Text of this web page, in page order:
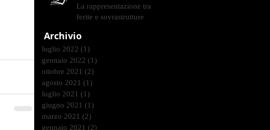
La rappresentazione tra
ferite e sovrastrutture
Archivio
luglio 2022 (1)
gennaio 2022 (1)
ottobre 2021 (2)
agosto 2021 (1)
luglio 2021 (1)
giugno 2021 (1)
marzo 2021 (2)
gennaio 2021 (2)